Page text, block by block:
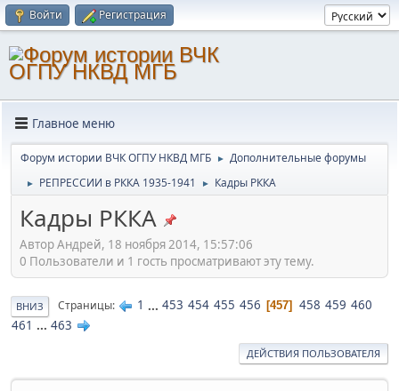
Войти Регистрация
Главное меню
Форум истории ВЧК ОГПУ НКВД МГБ ► Дополнительные форумы
► РЕПРЕССИИ в РККА 1935-1941 ► Кадры РККА
Кадры РККА
Автор Андрей, 18 ноября 2014, 15:57:06
0 Пользователи и 1 гость просматривают эту тему.
ВНИЗ Страницы 1 ... 453 454 455 456 457 458 459 460
461 ... 463
ДЕЙСТВИЯ ПОЛЬЗОВАТЕЛЯ